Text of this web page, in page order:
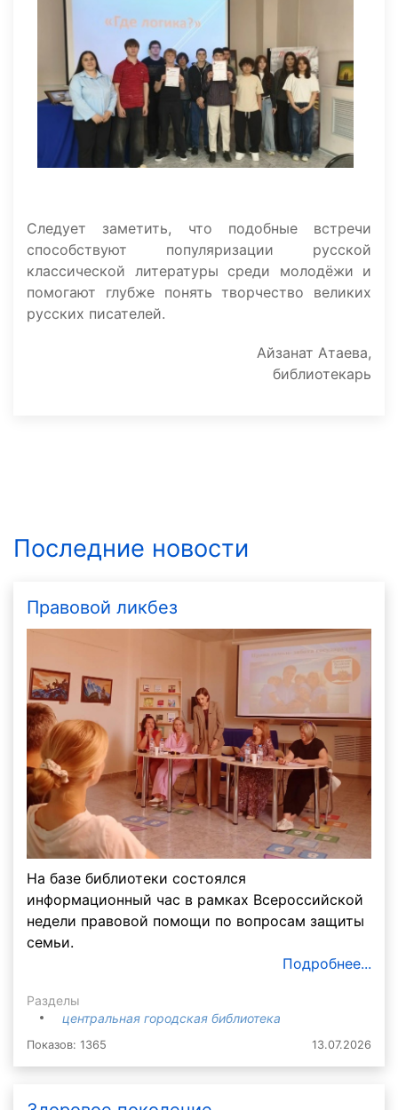
Следует заметить, что подобные встречи
способствуют популяризации русской
классической литературы среди молодёжи и
помогают глубже понять творчество великих
русских писателей.
Айзанат Атаева,
библиотекарь
Последние новости
Правовой ликбез
На базе библиотеки состоялся
информационный час в рамках Всероссийской
недели правовой помощи по вопросам защиты
семьи.
Подробнее...
Разделы
центральная городская библиотека
Показов: 1365 13.07.2026